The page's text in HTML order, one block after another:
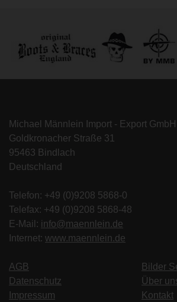
Michael Männlein Import - Export GmbH
Goldkronacher Straße 31
95463 Bindlach
Deutschland
Telefon: +49 (0)9208 5868-0
Telefax: +49 (0)9208 5868-48
E-Mail: info@maennlein.de
Internet: www.maennlein.de
AGB
Datenschutz
Impressum
Bilder
Über
Kontakt